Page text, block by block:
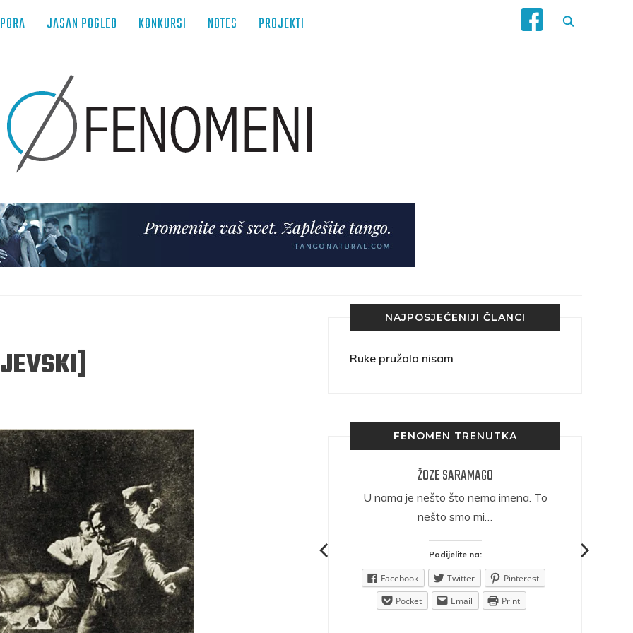
JASAN POGLED KONKURSI NOTES PROJEKTI
NAJPOSJEĆENIJI ČLANCI
Ruke pružala nisam
FENOMEN TRENUTKA
ŽOZE SARAMAGO
U nama je nešto što nema imena. To
nešto smo mi…
Podijelite na:
Facebook Twitter
Pinterest
Pocket
Email Print
JESENJIN
navikli na življenje pod
navikli smo da užižemo
ikonama, ali ne i pred
čovjekom.
Podijelite na:
Twitter
Pinterest
Literatura niti prepisuje, niti prepričava
život, već ga nanovo stvara.
Facebook
Pocket